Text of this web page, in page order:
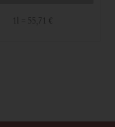
1l = 55,71 €